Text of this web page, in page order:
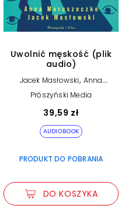
Uwolnić męskość (plik
audio)
Jacek Masłowski, Anna
Maruszeczko
Prószyński Media
39,59 zł
AUDIOBOOK
PRODUKT DO POBRANIA
DO KOSZYKA